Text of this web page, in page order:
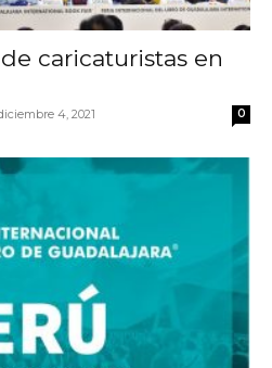
caricaturistas en
4, 2021 0